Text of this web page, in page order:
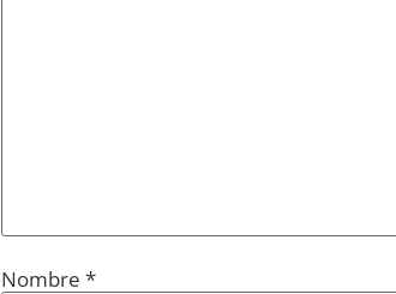
Nombre *